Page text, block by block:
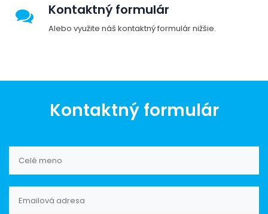
Kontaktný formulár
Alebo využite náš kontaktný formulár nižšie.
Kontaktný formulár